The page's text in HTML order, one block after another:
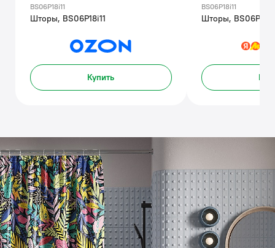
BS06P18i11
Шторы, BS06P18i11
Купить
BS06P18i11
Шторы,